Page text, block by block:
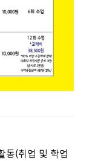
동(취업 및 학업